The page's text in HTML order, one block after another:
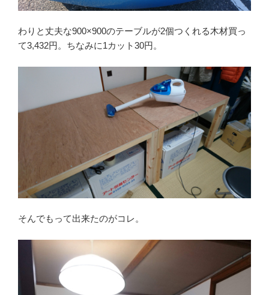
わりと丈夫な900×900のテーブルが2個つくれる木材買っ
て3,432円。ちなみに1カット30円。
そんでもって出来たのがコレ。